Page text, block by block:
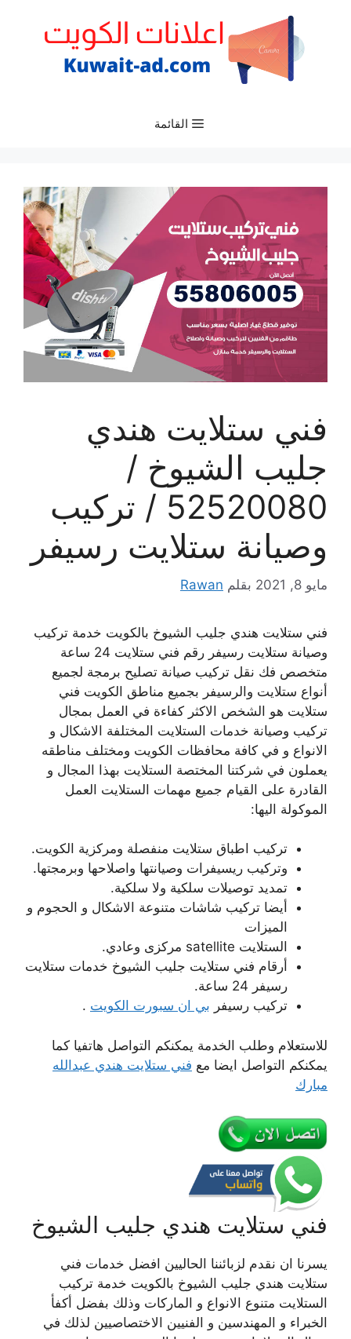
القائمة
فني ستلايت هندي
جليب الشيوخ /
52520080 / تركيب
وصيانة ستلايت رسيفر
مايو 8, 2021 بقلم Rawan
فني ستلايت هندي جليب الشيوخ بالكويت خدمة تركيب
وصيانة ستلايت رسيفر رقم فني ستلايت 24 ساعة
متخصص فك نقل تركيب صيانة تصليح برمجة لجميع
أنواع ستلايت والرسيفر بجميع مناطق الكويت فني
ستلايت هو الشخص الاكثر كفاءة في العمل بمجال
تركيب وصيانة خدمات الستلايت المختلفة الاشكال و
الانواع و في كافة محافظات الكويت ومختلف مناطقه
يعملون في شركتنا المختصة الستلايت بهذا المجال و
القادرة على القيام جميع مهمات الستلايت العمل
الموكولة اليها:
تركيب اطباق ستلايت منفصلة ومركزية الكويت.
وتركيب ريسيفرات وصيانتها واصلاحها وبرمجتها.
تمديد توصيلات سلكية ولا سلكية.
أيضا تركيب شاشات متنوعة الاشكال و الحجوم و
الميزات
الستلايت satellite مركزى وعادي.
أرقام فني ستلايت جليب الشيوخ خدمات ستلايت
رسيفر 24 ساعة.
تركيب رسيفر بي ان سبورت الكويت .
للاستعلام وطلب الخدمة يمكنكم التواصل هاتفيا كما
يمكنكم التواصل ايضا مع فني ستلايت هندي عبدالله
مبارك
فني ستلايت هندي جليب الشيوخ
يسرنا ان نقدم لزبائننا الحاليين افضل خدمات فني
ستلايت هندي جليب الشيوخ بالكويت خدمة تركيب
الستلايت متنوع الانواع و الماركات وذلك بفضل أكفأ
الخبراء و المهندسين و الفنيين الاختصاصيين لذلك في